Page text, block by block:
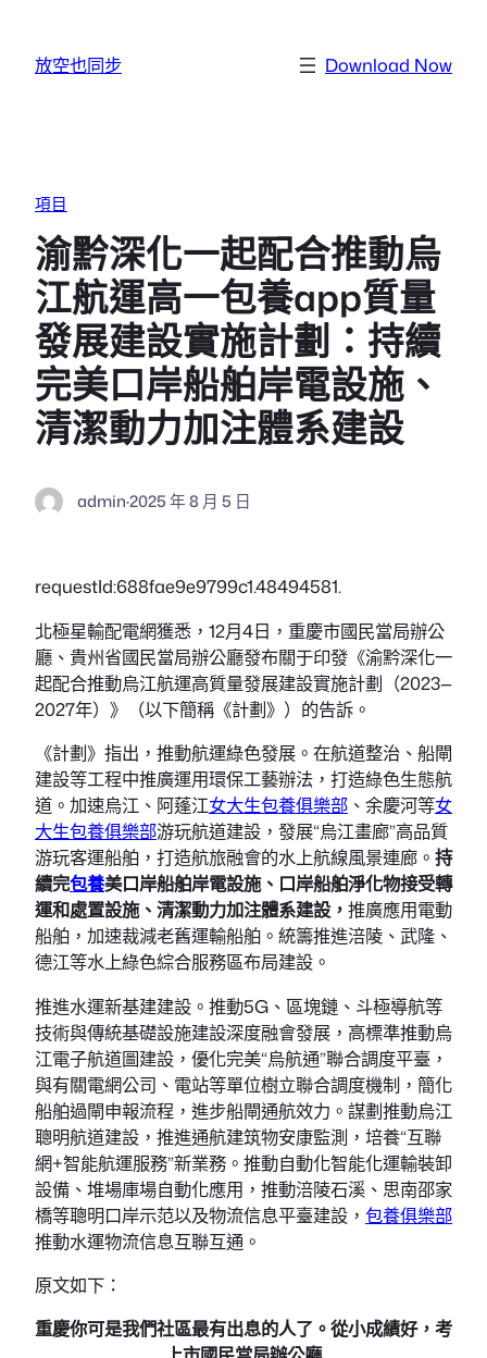
放空也同步 Download Now
項目
渝黔深化一起配合推動烏
江航運高一包養app質量
發展建設實施計劃：持續
完美口岸船舶岸電設施、
清潔動力加注體系建設
admin·2025 年 8 月 5 日
requestId:688fae9e9799c1.48494581.
北極星輸配電網獲悉，12月4日，重慶市國民當局辦公
廳、貴州省國民當局辦公廳發布關于印發《渝黔深化一
起配合推動烏江航運高質量發展建設實施計劃（2023—
2027年）》（以下簡稱《計劃》）的告訴。
《計劃》指出，推動航運綠色發展。在航道整治、船閘
建設等工程中推廣運用環保工藝辦法，打造綠色生態航
道。加速烏江、阿蓬江女大生包養俱樂部 、余慶河等女
大生包養俱樂部游玩航道建設，發展“烏江畫廊”高品質
游玩客運船舶，打造航旅融會的水上航線風景連廊。 持
續完包養美口岸船舶岸電設施、口岸船舶淨化物接受轉
運和處置設施、清潔動力加注體系建設， 推廣應用電動
船舶，加速裁減老舊運輸船舶。統籌推進涪陵、武隆、
德江等水上綠色綜合服務區布局建設。
推進水運新基建建設。推動5G、區塊鏈、斗極導航等
技術與傳統基礎設施建設深度融會發展，高標準推動烏
江電子航道圖建設，優化完美“烏航通”聯合調度平臺，
與有關電網公司、電站等單位樹立聯合調度機制，簡化
船舶過閘申報流程，進步船閘通航效力。謀劃推動烏江
聰明航道建設，推進通航建筑物安康監測，培養“互聯
網+智能航運服務”新業務。推動自動化智能化運輸裝卸
設備、堆場庫場自動化應用，推動涪陵石溪、思南邵家
橋等聰明口岸示范以及物流信息平臺建設， 包養俱樂部
推動水運物流信息互聯互通。
原文如下：
重慶你可是我們社區最有出息的人了。從小成績好，考